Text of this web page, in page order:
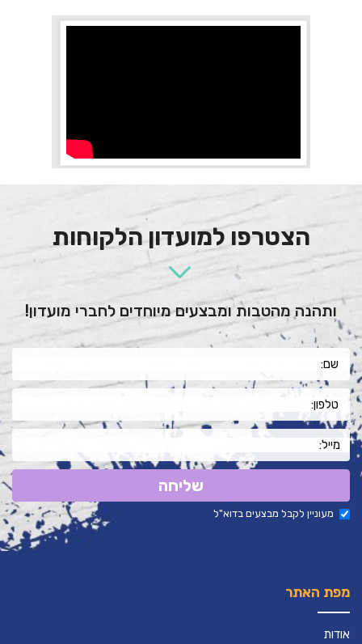
הצטרפו למועדון הלקוחות
ותהנה מהטבות ומבצעים מיוחדים לחברי מועדון!
שליחה
מעוניין לקבל מבצעים בדוא"ל
מפת האתר
אודות